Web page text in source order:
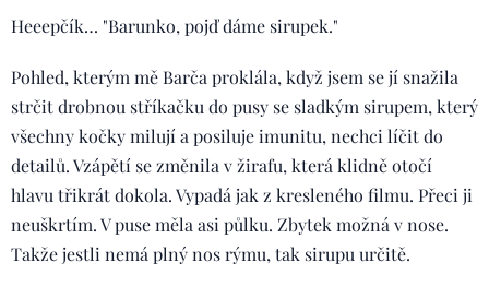
Heeepčík… "Barunko, pojď dáme sirupek."
Pohled, kterým mě Barča proklála, když jsem se jí snažila
strčit drobnou stříkačku do pusy se sladkým sirupem, který
všechny kočky milují a posiluje imunitu, nechci líčit do
detailů. Vzápětí se změnila v žirafu, která klidně otočí
hlavu třikrát dokola. Vypadá jak z kresleného filmu. Přeci ji
neuškrtím. V puse měla asi půlku. Zbytek možná v nose.
Takže jestli nemá plný nos rýmu, tak sirupu určitě.